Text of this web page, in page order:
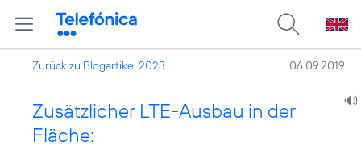
Zurück zu Blogartikel 2023 06.09.2019
Zusätzlicher LTE-Ausbau in der
Fläche: